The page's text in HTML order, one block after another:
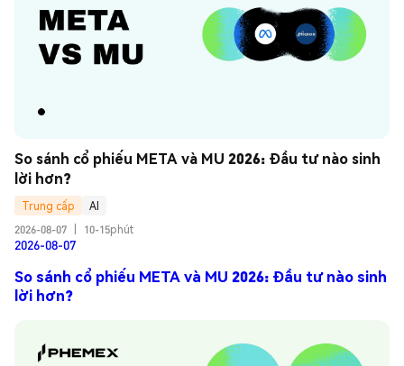
So sánh cổ phiếu META và MU 2026: Đầu tư nào sinh
lời hơn?
Trung cấp
AI
2026-08-07
10-15phút
2026-08-07
So sánh cổ phiếu META và MU 2026: Đầu tư nào sinh
lời hơn?